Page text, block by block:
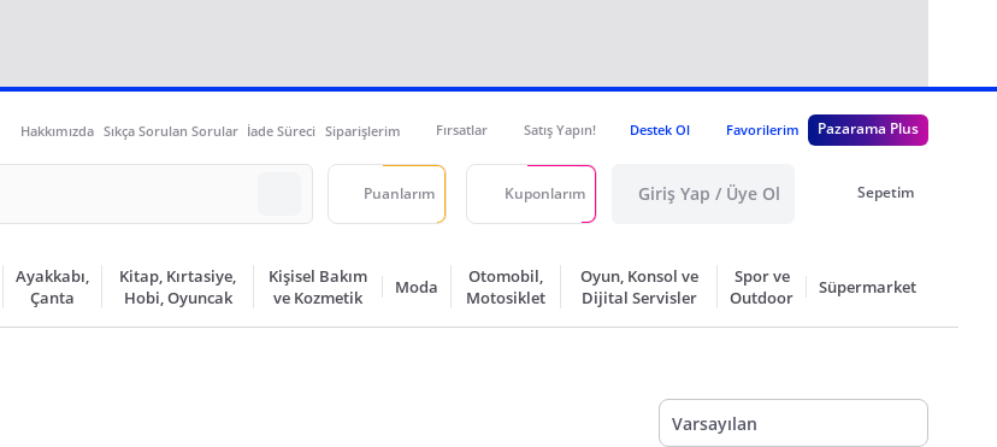
Hakkımızda Sıkça Sorulan Sorular İade Süreci Siparişlerim Fırsatlar Satış Yapın! Destek Ol Favorilerim Pazarama Plus
Puanlarım Kuponlarım Giriş Yap / Üye Ol Sepetim
Ayakkabı,
Çanta
Kitap, Kırtasiye,
Hobi, Oyuncak
Kişisel Bakım
ve Kozmetik
Moda
Otomobil,
Motosiklet
Oyun, Konsol ve
Dijital Servisler
Spor ve
Outdoor
Süpermarket
Varsayılan